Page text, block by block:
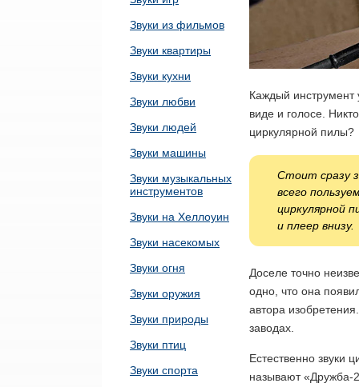
Звуки из фильмов
Звуки квартиры
Звуки кухни
Звуки любви
Звуки людей
Звуки машины
Звуки музыкальных
инструментов
Звуки на Хеллоуин
Звуки насекомых
Звуки огня
Звуки оружия
Звуки природы
Звуки птиц
Звуки спорта
Каждый инструмент
виде и голосе.
циркулярной пилы?
Стоит сразу
всего
циркулярной
и плеер внизу.
Доселе точно
одно, что она
автора
заводах.
Естественно звуки
называют «Дружба-